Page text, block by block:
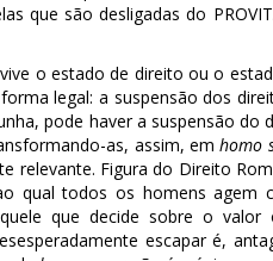
que são desligadas do
o estado de direito ou o
legal: a suspensão dos
pode haver a suspensão do
as, assim, emhomo
relevante. Figura do Direito
qual todos os homens agem
que decide sobre o
escapar é,